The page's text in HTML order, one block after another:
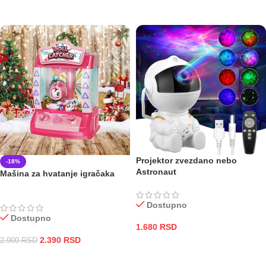
-18%
Mašina za hvatanje igračaka
Dostupno
2.900RSD 2.390 RSD
Projektor zvezdano nebo
Astronaut
Dostupno
1.680 RSD